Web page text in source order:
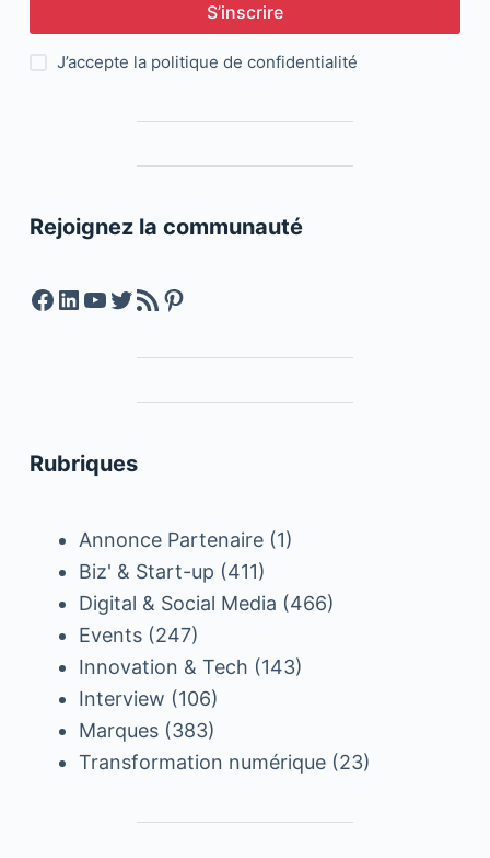
S’inscrire
J’accepte la politique de confidentialité
Rejoignez la communauté
Facebook
LinkedIn
YouTube
Twitter
Feed RSSPinterest
Rubriques
Annonce Partenaire(1)
Biz' & Start-up (411)
Digital & Social Media (466)
Events(247)
Innovation & Tech (143)
Interview (106)
Marques(383)
Transformation numérique(23)